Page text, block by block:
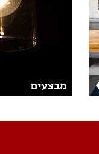
מבצעים